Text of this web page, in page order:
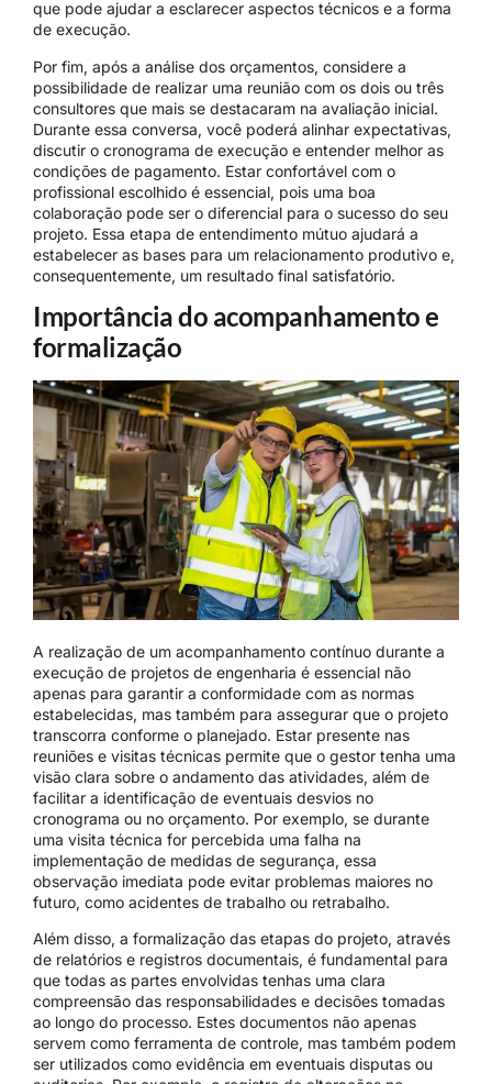
que pode ajudar a esclarecer aspectos técnicos e a forma
de execução.
Por fim, após a análise dos orçamentos, considere a
possibilidade de realizar uma reunião com os dois ou três
consultores que mais se destacaram na avaliação inicial.
Durante essa conversa, você poderá alinhar expectativas,
discutir o cronograma de execução e entender melhor as
condições de pagamento. Estar confortável com o
profissional escolhido é essencial, pois uma boa
colaboração pode ser o diferencial para o sucesso do seu
projeto. Essa etapa de entendimento mútuo ajudará a
estabelecer as bases para um relacionamento produtivo e,
consequentemente, um resultado final satisfatório.
Importância do acompanhamento e
formalização
A realização de um acompanhamento contínuo durante a
execução de projetos de engenharia é essencial não
apenas para garantir a conformidade com as normas
estabelecidas, mas também para assegurar que o projeto
transcorra conforme o planejado. Estar presente nas
reuniões e visitas técnicas permite que o gestor tenha uma
visão clara sobre o andamento das atividades, além de
facilitar a identificação de eventuais desvios no
cronograma ou no orçamento. Por exemplo, se durante
uma visita técnica for percebida uma falha na
implementação de medidas de segurança, essa
observação imediata pode evitar problemas maiores no
futuro, como acidentes de trabalho ou retrabalho.
Além disso, a formalização das etapas do projeto, através
de relatórios e registros documentais, é fundamental para
que todas as partes envolvidas tenhas uma clara
compreensão das responsabilidades e decisões tomadas
ao longo do processo. Estes documentos não apenas
servem como ferramenta de controle, mas também podem
ser utilizados como evidência em eventuais disputas ou